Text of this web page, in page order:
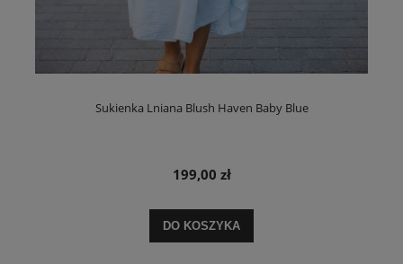
Sukienka Lniana Blush Haven Baby Blue
199,00 zł
DO KOSZYKA